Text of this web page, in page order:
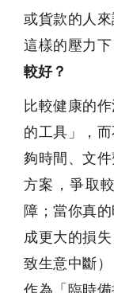
或貨款的人
這樣的壓力
較好？
比較健康的
的工具」，
夠時間、文
方案，爭取
障；當你真
成更大的損
致生意中斷